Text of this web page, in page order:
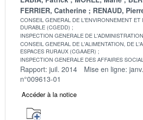
FERRIER, Catherine
RENAUD,
CONSEIL GENERAL DE L'ENVIRONNEMENT ET
DURABLE (CGEDD)
INSPECTION GENERALE DE
CONSEIL GENERAL DE L'ALIMENTATION, DE
ESPACES RURAUX (CGAAER)
INSPECTION GENERALE DES AFFAIRES
Rapport: juil. 2014 Mise en ligne:
n°009613-01
Accéder à la notice